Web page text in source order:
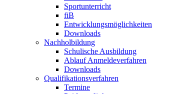
Sportunterricht
fiB
Entwicklungsmöglichkeiten
Downloads
Nachholbildung
Schulische Ausbildung
Ablauf Anmeldeverfahren
Downloads
Qualifikationsverfahren
Termine